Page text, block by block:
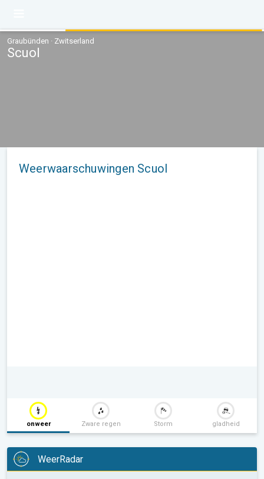
Graubünden · Zwitserland
Scuol
Weerwaarschuwingen Scuol
onweer Zware regen Storm gladheid
WeerRadar